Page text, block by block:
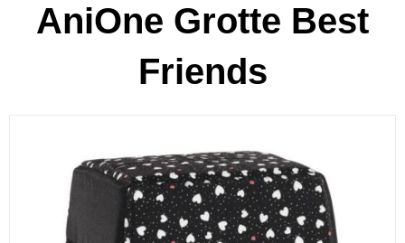
AniOne Grotte Best
Friends